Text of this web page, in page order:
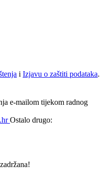
i Izjavu o zaštiti podataka.
e-mailom tijekom radnog
Ostalo drugo: